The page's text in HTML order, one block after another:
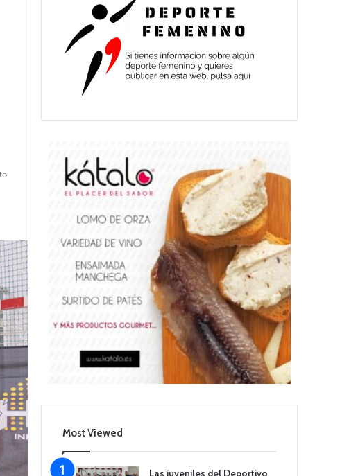
Most Viewed
Las juveniles del Deportivo